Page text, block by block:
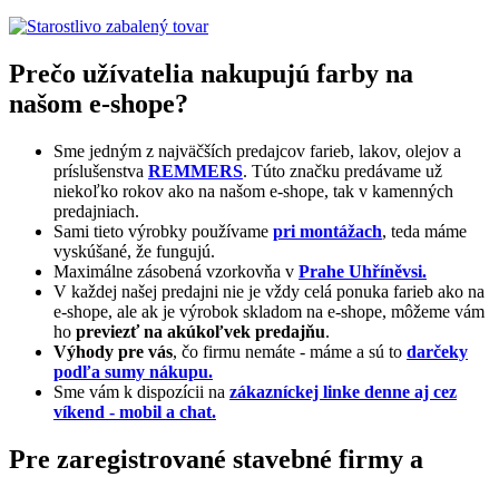
Prečo užívatelia nakupujú farby na
našom e-shope?
Sme jedným z najväčších predajcov farieb, lakov, olejov a
príslušenstva REMMERS. Túto značku predávame už
niekoľko rokov ako na našom e-shope, tak v kamenných
predajniach.
Sami tieto výrobky používame pri montážach, teda máme
vyskúšané, že fungujú.
Maximálne zásobená vzorkovňa v Prahe Uhříněvsi.
V každej našej predajni nie je vždy celá ponuka farieb ako na
e-shope, ale ak je výrobok skladom na e-shope, môžeme vám
ho previezť na akúkoľvek predajňu.
Výhody pre vás, čo firmu nemáte - máme a sú to darčeky
podľa sumy nákupu.
Sme vám k dispozícii na zákazníckej linke denne aj cez
víkend - mobil a chat.
Pre zaregistrované stavebné firmy a